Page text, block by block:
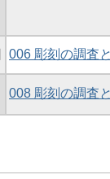
006 彫刻の調査
008 彫刻の調査